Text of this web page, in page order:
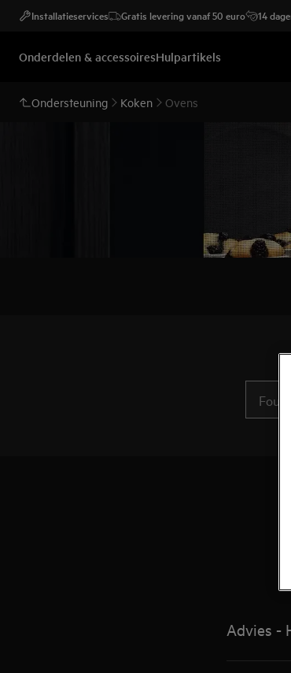
Installatieservices Gratis levering vanaf 50 euro 14
Onderdelen & accessoiresHulpartikels
Ondersteuning Koken Ovens
Advies -